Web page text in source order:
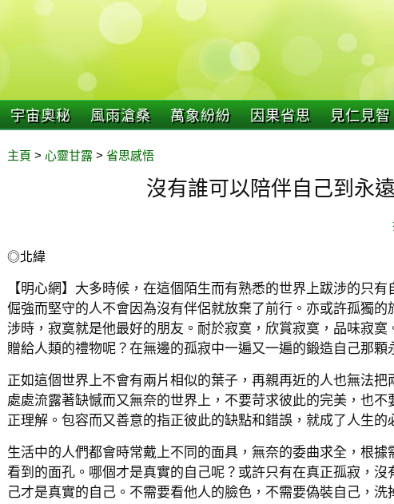
宇宙奧秘 風雨滄桑 萬象紛紛 因果省思 見仁見智
主頁 > 心靈甘露 > 省思感悟
沒有誰可以陪伴自己到永遠
◎北緯
【明心網】大多時候，在這個陌生而有熟悉的世界上跋涉的只
倔強而堅守的人不會因為沒有伴侶就放棄了前行。亦或許孤獨的
涉時，寂寞就是他最好的朋友。耐於寂寞，欣賞寂寞，品味寂寞
贈給人類的禮物呢？在無邊的孤寂中一遍又一遍的鍛造自己那顆
正如這個世界上不會有兩片相似的葉子，再親再近的人也無法把
處處流露著缺憾而又無奈的世界上，不要苛求彼此的完美，也不
正理解。包容而又善意的指正彼此的缺點和錯誤，就成了人生的
生活中的人們都會時常戴上不同的面具，無奈的委曲求全，根據
看到的面孔。哪個才是真實的自己呢？或許只有在真正孤寂，沒
己才是真實的自己。不需要看他人的臉色，不需要偽裝自己，洗